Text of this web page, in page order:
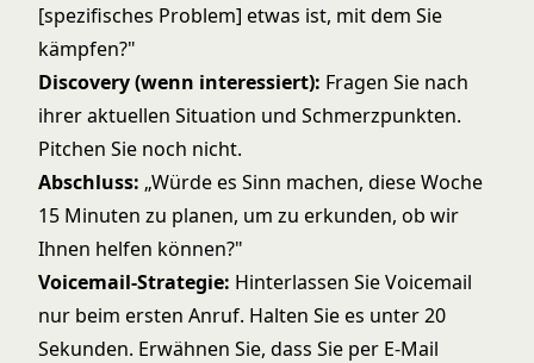
[spezifisches Problem] etwas ist, mit dem Sie
kämpfen?"
Discovery (wenn interessiert): Fragen Sie nach
ihrer aktuellen Situation und Schmerzpunkten.
Pitchen Sie noch nicht.
Abschluss: „Würde es Sinn machen, diese Woche
15 Minuten zu planen, um zu erkunden, ob wir
Ihnen helfen können?"
Voicemail-Strategie: Hinterlassen Sie Voicemail
nur beim ersten Anruf. Halten Sie es unter 20
Sekunden. Erwähnen Sie, dass Sie per E-Mail